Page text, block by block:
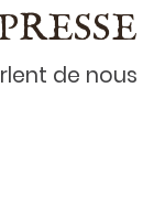
de nous